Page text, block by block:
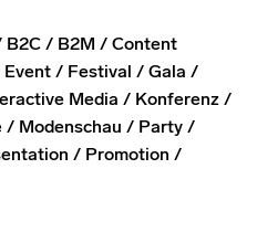
B2C B2M
Content
Event Festival
Gala
Media
Konferenz
Modenschau
Party
Promotion